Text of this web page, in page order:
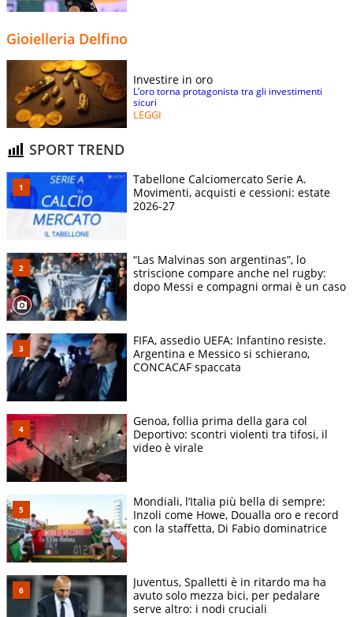
Gioielleria Delfino
Investire in oro
L’oro torna protagonista tra gli investimenti
sicuri
LEGGI
SPORT TREND
Tabellone Calciomercato Serie A.
Movimenti, acquisti e cessioni: estate
2026-27
“Las Malvinas son argentinas”, lo
striscione compare anche nel rugby:
dopo Messi e compagni ormai è un caso
FIFA, assedio UEFA: Infantino resiste.
Argentina e Messico si schierano,
CONCACAF spaccata
Genoa, follia prima della gara col
Deportivo: scontri violenti tra tifosi, il
video è virale
Mondiali, l’Italia più bella di sempre:
Inzoli come Howe, Doualla oro e record
con la staffetta, Di Fabio dominatrice
Juventus, Spalletti è in ritardo ma ha
avuto solo mezza bici, per pedalare
serve altro: i nodi cruciali